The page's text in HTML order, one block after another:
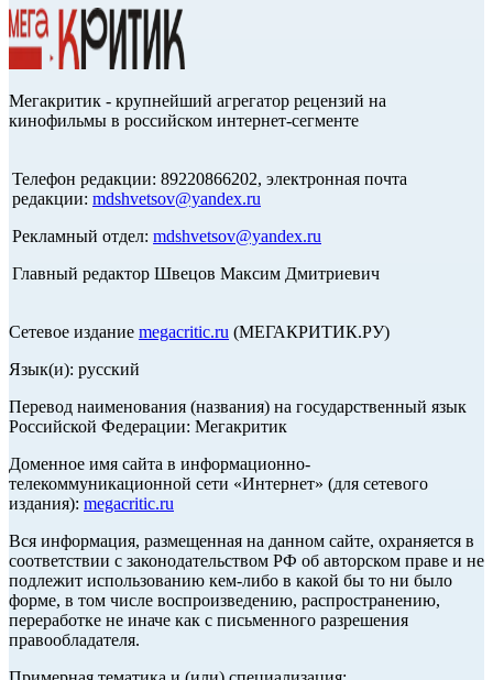
Мегакритик - крупнейший агрегатор рецензий на
кинофильмы в российском интернет-сегменте
Телефон редакции: 89220866202, электронная почта
редакции: mdshvetsov@yandex.ru
Рекламный отдел: mdshvetsov@yandex.ru
Главный редактор Швецов Максим Дмитриевич
Сетевое издание megacritic.ru (МЕГАКРИТИК.РУ)
Язык(и): русский
Перевод наименования (названия) на государственный язык
Российской Федерации: Мегакритик
Доменное имя сайта в информационно-
телекоммуникационной сети «Интернет» (для сетевого
издания): megacritic.ru
Вся информация, размещенная на данном сайте, охраняется в
соответствии с законодательством РФ об авторском праве и не
подлежит использованию кем-либо в какой бы то ни было
форме, в том числе воспроизведению, распространению,
переработке не иначе как с письменного разрешения
правообладателя.